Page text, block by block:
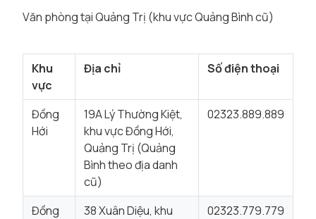
Văn phòng tại Quảng Trị (khu vực Quảng Bình cũ)
Khu
vực
Địa chỉ Số điện thoại
Đồng
Hới
19A Lý Thường Kiệt,
khu vực Đồng Hới,
Quảng Trị (Quảng
Bình theo địa danh
cũ)
02323.889.889
Đồng
38 Xuân Diệu, khu
02323.779.779